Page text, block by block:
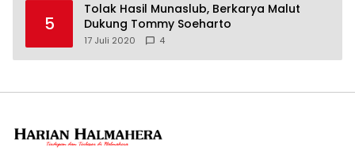
5
Tolak Hasil Munaslub, Berkarya Malut
Dukung Tommy Soeharto
17 Juli 2020 4